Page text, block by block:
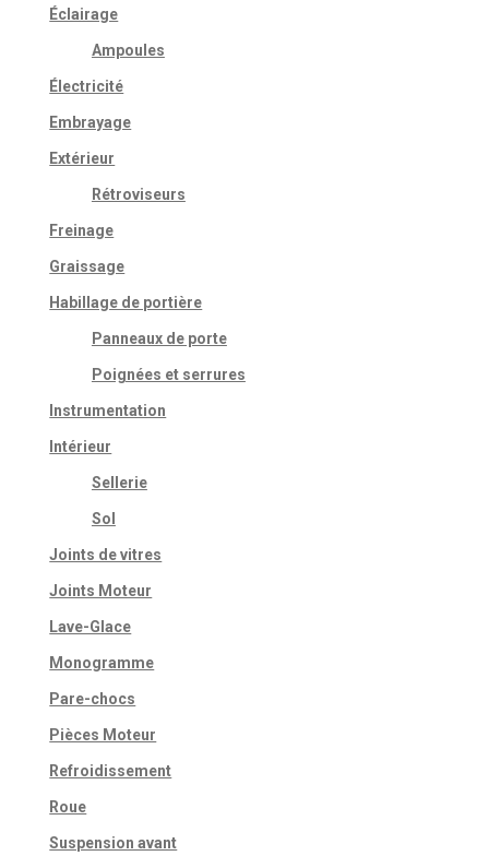
Éclairage
Ampoules
Électricité
Embrayage
Extérieur
Rétroviseurs
Freinage
Graissage
Habillage de portière
Panneaux de porte
Poignées et serrures
Instrumentation
Intérieur
Sellerie
Sol
Joints de vitres
Joints Moteur
Lave-Glace
Monogramme
Pare-chocs
Pièces Moteur
Refroidissement
Roue
Suspension avant